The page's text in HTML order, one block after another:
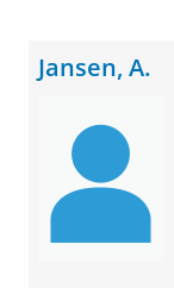
Jansen, A.